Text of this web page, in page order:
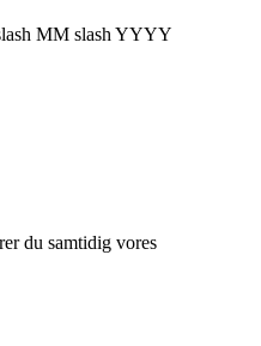
MM slash YYYY
du samtidig vores